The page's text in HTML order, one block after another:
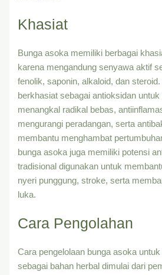
Khasiat
Bunga asoka memiliki berbagai
karena mengandung senyawa aktif
fenolik, saponin, alkaloid, dan
berkhasiat sebagai antioksidan
menangkal radikal bebas,
mengurangi peradangan, serta
membantu menghambat
bunga asoka juga memiliki potensi
tradisional digunakan untuk
nyeri punggung, stroke, serta
luka.
Cara Pengolahan
Cara pengelolaan bunga asoka
sebagai bahan herbal dimulai dari